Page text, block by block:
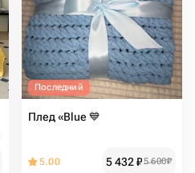
Последний
Плед «Blue 💙
5.00 5 432₽5 600₽